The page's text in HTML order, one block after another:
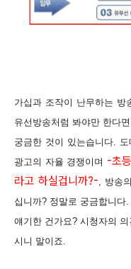
가십과 조작이 난무하는 방
유선방송처럼 봐야만 한다
궁금한 것이 있는습니다.
광고의 자율 경쟁이며 -초
라고 하실겁니까?- , 방송
십니까? 정말로 궁금합니
얘기한 건가요? 시청자의
시니 말이죠.